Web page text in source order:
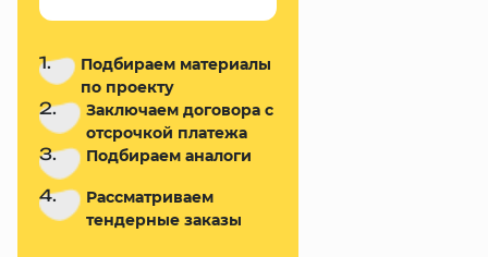
1.
Подбираем материалы
по проекту
2.
Заключаем договора с
отсрочкой платежа
3. Подбираем аналоги
4.
Рассматриваем
тендерные заказы